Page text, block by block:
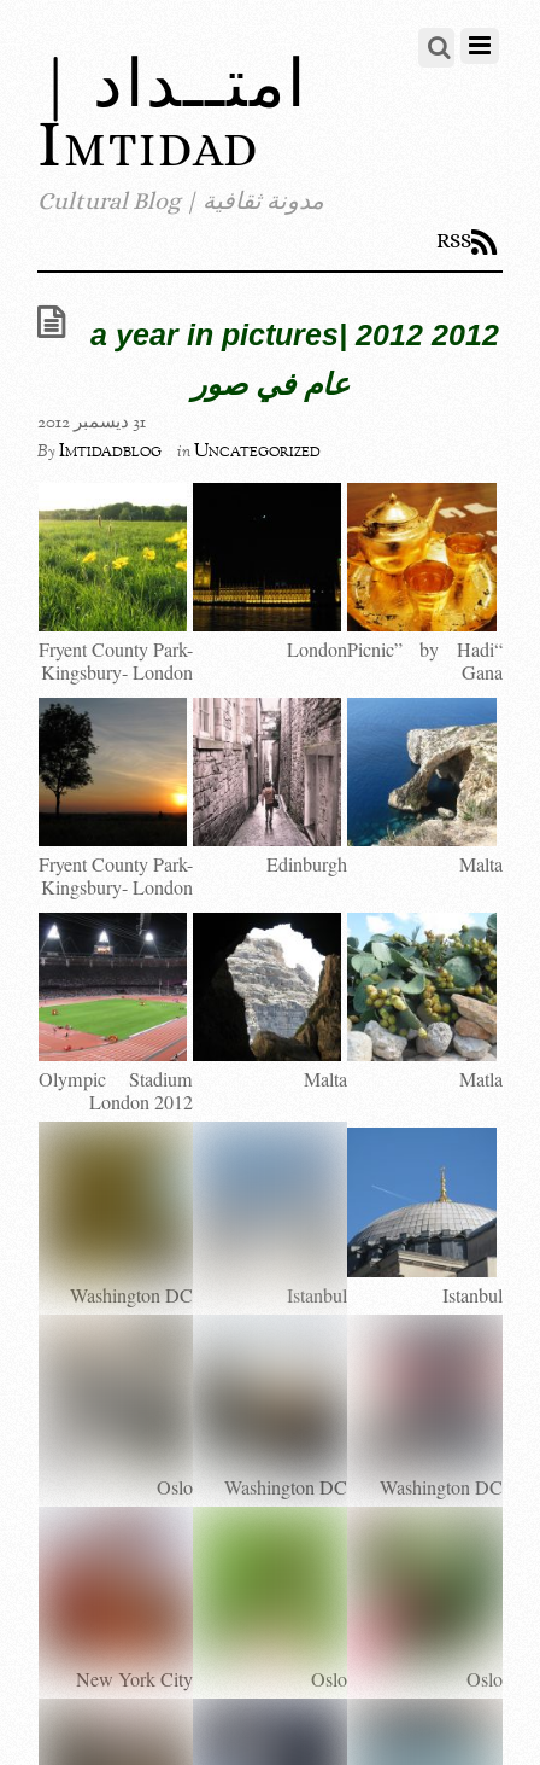
امتــداد |
Imtidad
مدونة ثقافية | Cultural Blog
RSS
2012 a year in pictures| 2012
عام في صور
31 ديسمبر 2012
ByImtidadblog inUncategorized
“Picnic” by Hadi
Gana
London
Fryent County Park-
Kingsbury- London
Malta
Edinburgh
Fryent County Park-
Kingsbury- London
Matla
Malta
Olympic Stadium
London 2012
Istanbul
Istanbul
Washington DC
Washington DC
Washington DC
Oslo
Oslo
Oslo
New York City